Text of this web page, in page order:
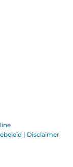
| Disclaimer